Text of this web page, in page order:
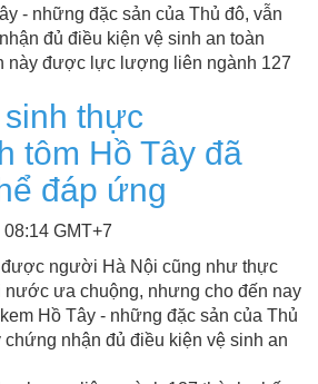
- những đặc sản của Thủ đô, vẫn
đủ điều kiện vệ sinh an toàn
này được lực lượng liên ngành 127
thực
tôm Hồ Tây đã
đáp ứng
GMT+7
được người Hà Nội cũng như thực
nước ưa chuộng, nhưng cho đến nay
Hồ Tây - những đặc sản của Thủ
nhận đủ điều kiện vệ sinh an